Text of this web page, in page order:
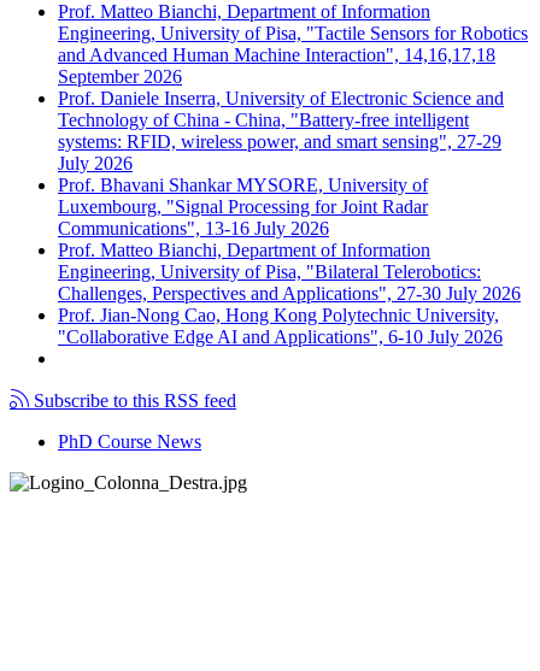
Prof. Matteo Bianchi, Department of Information
Engineering, University of Pisa, "Tactile Sensors for Robotics
and Advanced Human Machine Interaction", 14,16,17,18
September 2026
Prof. Daniele Inserra, University of Electronic Science and
Technology of China - China, "Battery-free intelligent
systems: RFID, wireless power, and smart sensing", 27-29
July 2026
Prof. Bhavani Shankar MYSORE, University of
Luxembourg, "Signal Processing for Joint Radar
Communications", 13-16 July 2026
Prof. Matteo Bianchi, Department of Information
Engineering, University of Pisa, "Bilateral Telerobotics:
Challenges, Perspectives and Applications", 27-30 July 2026
Prof. Jian-Nong Cao, Hong Kong Polytechnic University,
"Collaborative Edge AI and Applications", 6-10 July 2026
Subscribe to this RSS feed
PhD Course News